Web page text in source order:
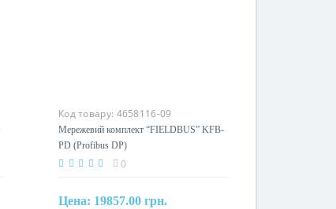
Код товару: 4658116-09
Мережевий комплект “FIELDBUS” KFB-
PD (Profibus DP)
0
Цена: 19857.00 грн.